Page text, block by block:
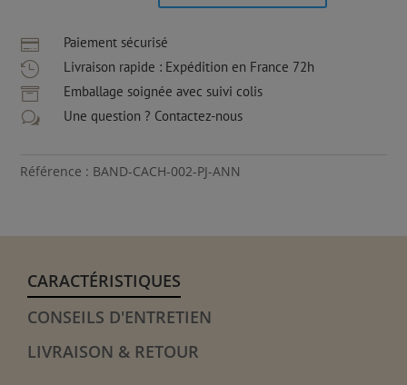
Bandeau
Cachemire
|
Grège
|
 Paiement sécurisé
 Livraison rapide : Expédition en France 72h
 Emballage soignée avec suivi colis
w Une question ? Contactez-nous
Référence : BAND-CACH-002-PJ-ANN
CARACTÉRISTIQUES
CONSEILS D'ENTRETIEN
LIVRAISON & RETOUR